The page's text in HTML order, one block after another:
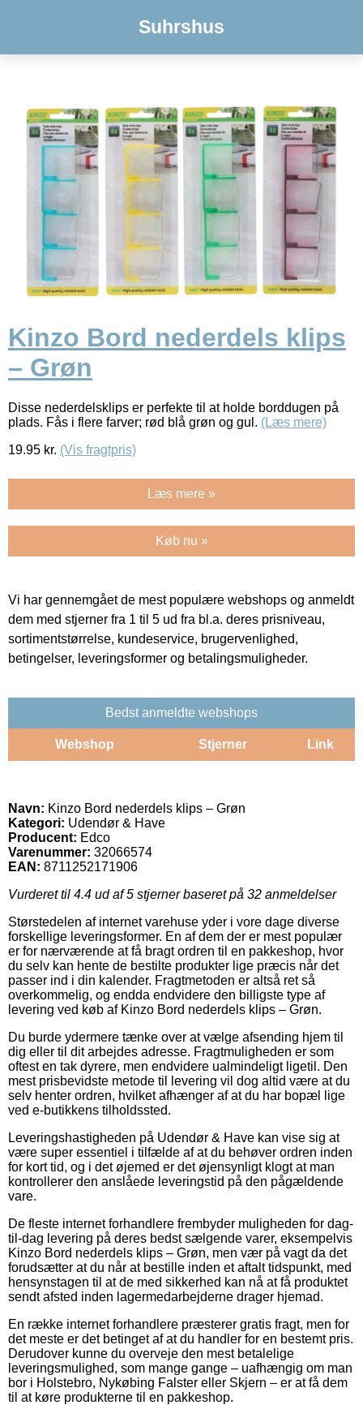
Suhrshus
Kinzo Bord nederdels klips
– Grøn
Disse nederdelsklips er perfekte til at holde borddugen på
plads. Fås i flere farver; rød blå grøn og gul. (Læs mere)
19.95 kr. (Vis fragtpris)
Læs mere »
Køb nu »
Vi har gennemgået de mest populære webshops og anmeldt
dem med stjerner fra 1 til 5 ud fra bl.a. deres prisniveau,
sortimentstørrelse, kundeservice, brugervenlighed,
betingelser, leveringsformer og betalingsmuligheder.
Bedst anmeldte webshops
Webshop Stjerner Link
Navn: Kinzo Bord nederdels klips – Grøn
Kategori: Udendør & Have
Producent: Edco
Varenummer: 32066574
EAN: 8711252171906
Vurderet til 4.4 ud af 5 stjerner baseret på 32 anmeldelser
Størstedelen af internet varehuse yder i vore dage diverse
forskellige leveringsformer. En af dem der er mest populær
er for nærværende at få bragt ordren til en pakkeshop, hvor
du selv kan hente de bestilte produkter lige præcis når det
passer ind i din kalender. Fragtmetoden er altså ret så
overkommelig, og endda endvidere den billigste type af
levering ved køb af Kinzo Bord nederdels klips – Grøn.
Du burde ydermere tænke over at vælge afsending hjem til
dig eller til dit arbejdes adresse. Fragtmuligheden er som
oftest en tak dyrere, men endvidere ualmindeligt ligetil. Den
mest prisbevidste metode til levering vil dog altid være at du
selv henter ordren, hvilket afhænger af at du har bopæl lige
ved e-butikkens tilholdssted.
Leveringshastigheden på Udendør & Have kan vise sig at
være super essentiel i tilfælde af at du behøver ordren inden
for kort tid, og i det øjemed er det øjensynligt klogt at man
kontrollerer den anslåede leveringstid på den pågældende
vare.
De fleste internet forhandlere frembyder muligheden for dag-
til-dag levering på deres bedst sælgende varer, eksempelvis
Kinzo Bord nederdels klips – Grøn, men vær på vagt da det
forudsætter at du når at bestille inden et aftalt tidspunkt, med
hensynstagen til at de med sikkerhed kan nå at få produktet
sendt afsted inden lagermedarbejderne drager hjemad.
En række internet forhandlere præsterer gratis fragt, men for
det meste er det betinget af at du handler for en bestemt pris.
Derudover kunne du overveje den mest betalelige
leveringsmulighed, som mange gange – uafhængig om man
bor i Holstebro, Nykøbing Falster eller Skjern – er at få dem
til at køre produkterne til en pakkeshop.